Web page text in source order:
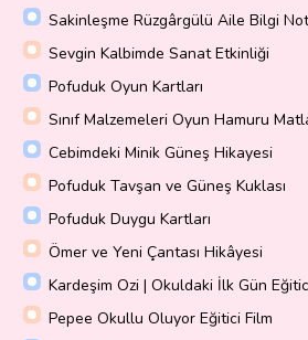
Sakinleşme Rüzgârgülü Aile Bilgi
Sevgin Kalbimde Sanat Etkinliği
Pofuduk Oyun Kartları
Sınıf Malzemeleri Oyun Hamuru
Cebimdeki Minik Güneş Hikayesi
Pofuduk Tavşan ve Güneş Kuklası
Pofuduk Duygu Kartları
Ömer ve Yeni Çantası Hikâyesi
Kardeşim Ozi | Okuldaki İlk Gün
Pepee Okullu Oluyor Eğitici Film